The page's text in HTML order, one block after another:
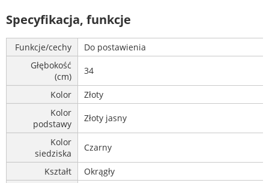
Specyfikacja, funkcje
Funkcje/cechy
Do postawienia
Głębokość
(cm)
34
Kolor
Złoty
Kolor
podstawy
Złoty jasny
Kolor
siedziska
Czarny
Kształt
Okrągły